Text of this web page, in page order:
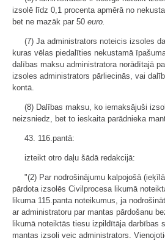
izsolē līdz 0,1 procenta apmērā no
bet ne mazāk par 50 euro.
(7) Ja administrators noteicis izsoles
kuras vēlas piedalīties nekustamā
dalības maksu administratora norādītajā
izsoles administrators pārliecinās, vai
kontā.
(8) Dalības maksu, ko iemaksājuši
neizsniedz, bet to ieskaita parādnieka
43. 116.pantā:
izteikt otro daļu šādā redakcijā:
"(2) Par nodrošinājumu kalpojošā
pārdota izsolēs Civilprocesa likumā
likuma 115.panta noteikumus, ja
ar administratoru par mantas pārdošanu
likumā noteiktās tiesu izpildītāja darbības
mantas izsoli veic administrators.